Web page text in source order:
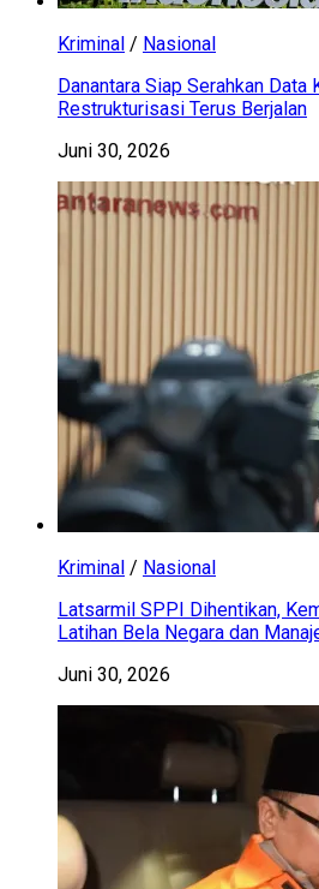
Kriminal / Nasional
Danantara Siap Serahkan Data
Restrukturisasi Terus Berjalan
Juni 30, 2026
Kriminal / Nasional
Latsarmil SPPI Dihentikan,
Latihan Bela Negara dan
Juni 30, 2026